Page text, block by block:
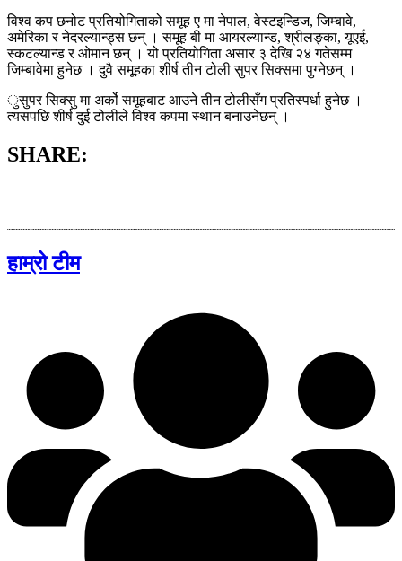
विश्व कप छनोट प्रतियोगिताको समूह ए मा नेपाल, वेस्टइन्डिज, जिम्बावे,
अमेरिका र नेदरल्यान्ड्स छन् । समूह बी मा आयरल्यान्ड, श्रीलङ्का, यूएई,
स्कटल्यान्ड र ओमान छन् । यो प्रतियोगिता असार ३ देखि २४ गतेसम्म
जिम्बावेमा हुनेछ । दुवै समूहका शीर्ष तीन टोली सुपर सिक्समा पुग्नेछन् ।
ुसुपर सिक्सु मा अर्को समूहबाट आउने तीन टोलीसँग प्रतिस्पर्धा हुनेछ ।
त्यसपछि शीर्ष दुई टोलीले विश्व कपमा स्थान बनाउनेछन् ।
SHARE:
हाम्रो टीम